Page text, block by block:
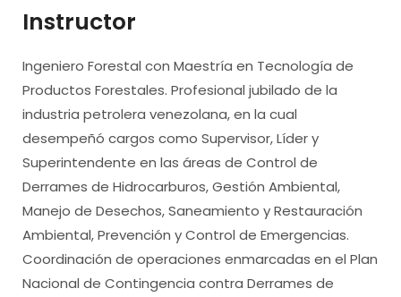
Instructor
Ingeniero Forestal con Maestría en Tecnología de
Productos Forestales. Profesional jubilado de la
industria petrolera venezolana, en la cual
desempeñó cargos como Supervisor, Líder y
Superintendente en las áreas de Control de
Derrames de Hidrocarburos, Gestión Ambiental,
Manejo de Desechos, Saneamiento y Restauración
Ambiental, Prevención y Control de Emergencias.
Coordinación de operaciones enmarcadas en el Plan
Nacional de Contingencia contra Derrames de